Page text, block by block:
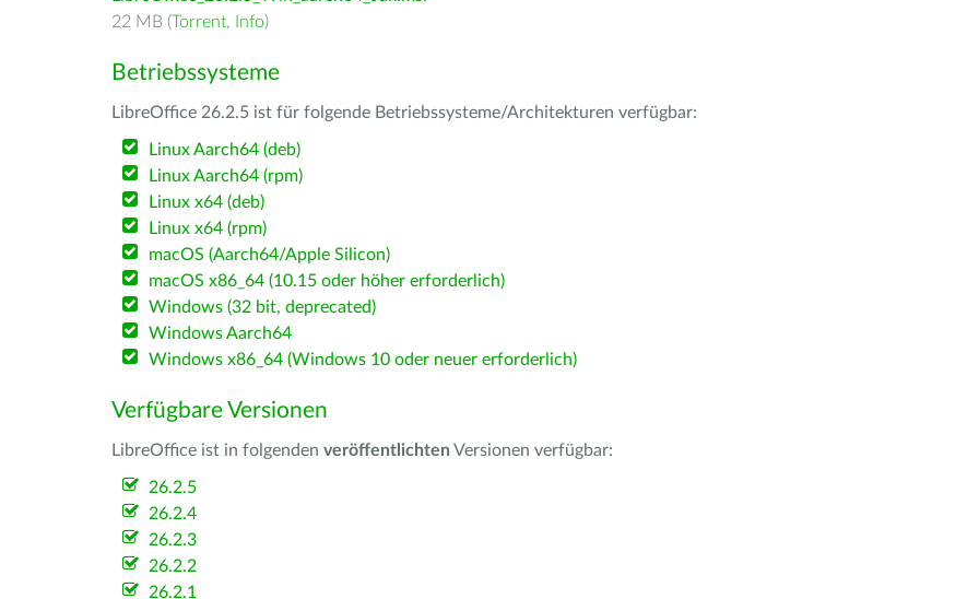
22 MB (Torrent, Info)
Betriebssysteme
LibreOffice 26.2.5 ist für folgende Betriebssysteme/Architekturen verfügbar:
Linux Aarch64 (deb)
Linux Aarch64 (rpm)
Linux x64 (deb)
Linux x64 (rpm)
macOS (Aarch64/Apple Silicon)
macOS x86_64 (10.15 oder höher erforderlich)
Windows (32 bit, deprecated)
Windows Aarch64
Windows x86_64 (Windows 10 oder neuer erforderlich)
Verfügbare Versionen
LibreOffice ist in folgenden veröffentlichten Versionen verfügbar:
26.2.5
26.2.4
26.2.3
26.2.2
26.2.1